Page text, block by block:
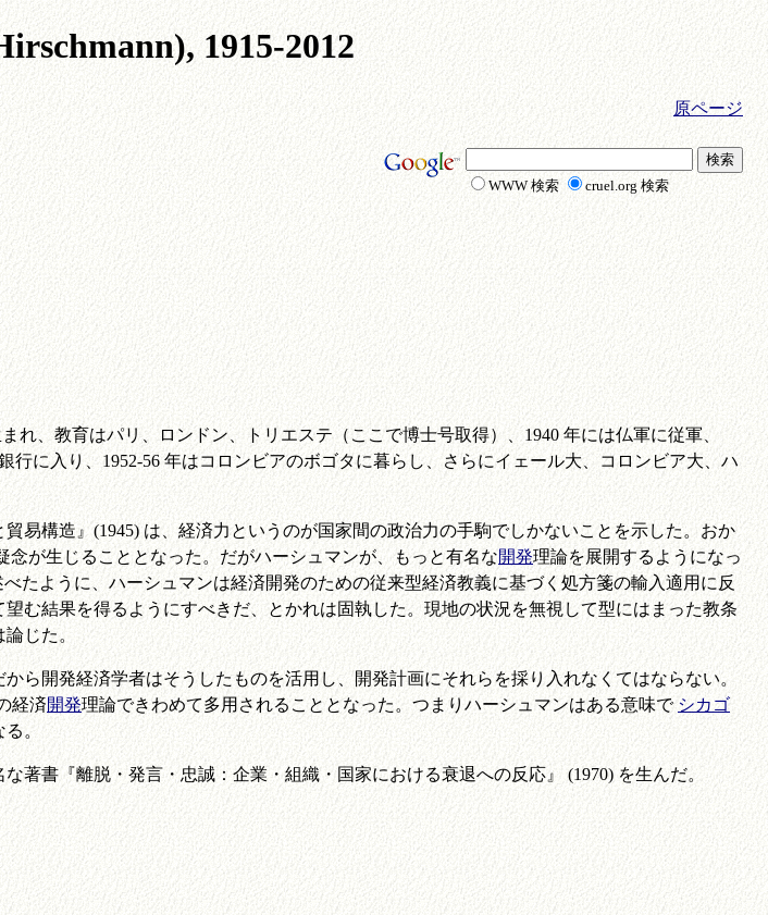
1915-2012
原ページ
WWW 検索 cruel.org 検索
、教育はパリ、ロンドン、トリエステ（ここで博士号取得）、1940 年には仏軍に従軍、
に入り、1952-56 年はコロンビアのボゴタに暮らし、さらにイェール大、コロンビア大、ハ
構造』(1945) は、経済力というのが国家間の政治力の手駒でしかないことを示した。おか
が生じることとなった。だがハーシュマンが、もっと有名な開発理論を展開するようになっ
べたように、ハーシュマンは経済開発のための従来型経済教義に基づく処方箋の輸入適用に反
む結果を得るようにすべきだ、とかれは固執した。現地の状況を無視して型にはまった教条
じた。
開発経済学者はそうしたものを活用し、開発計画にそれらを採り入れなくてはならない。
経済開発理論できわめて多用されることとなった。つまりハーシュマンはある意味で シカゴ
。
書『離脱・発言・忠誠：企業・組織・国家における衰退への反応』 (1970) を生んだ。